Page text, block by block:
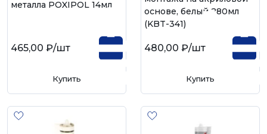
металла POXIPOL 14мл
465,00 ₽/шт
Купить
основе, белый 280мл
(KBT-341)
480,00 ₽/шт
Купить